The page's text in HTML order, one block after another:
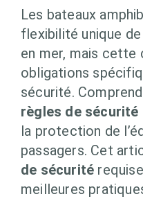
Les bateaux
flexibilité unique
en mer, mais cette
obligations
sécurité.
règles de sécurité
la protection de
passagers. Cet
de sécurité
meilleures